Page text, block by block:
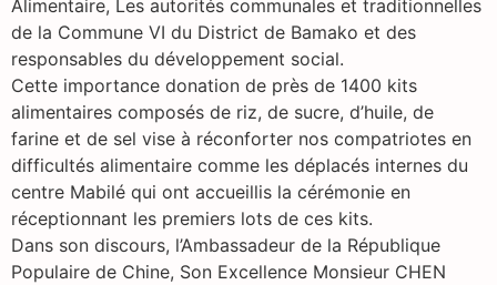
Alimentaire, Les autorités communales et traditionnelles
de la Commune VI du District de Bamako et des
responsables du développement social.
Cette importance donation de près de 1400 kits
alimentaires composés de riz, de sucre, d’huile, de
farine et de sel vise à réconforter nos compatriotes en
difficultés alimentaire comme les déplacés internes du
centre Mabilé qui ont accueillis la cérémonie en
réceptionnant les premiers lots de ces kits.
Dans son discours, l’Ambassadeur de la République
Populaire de Chine, Son Excellence Monsieur CHEN